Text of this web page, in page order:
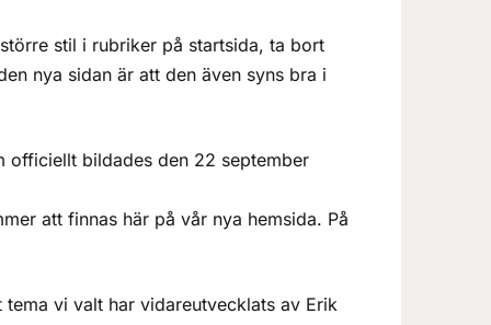
stil i rubriker på startsida, ta bort
nya sidan är att den även syns bra i
officiellt bildades den 22 september
att finnas här på vår nya hemsida. På
vi valt har vidareutvecklats av Erik